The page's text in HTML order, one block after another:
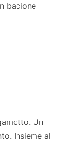
bacione
Un
Insieme al